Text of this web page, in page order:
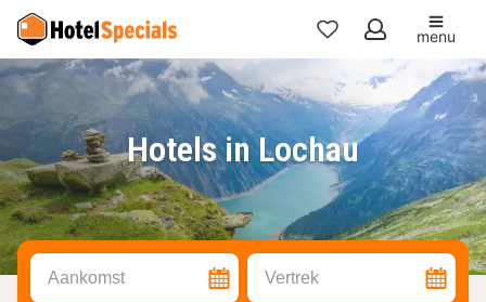
Mijn
favorieten
menu
Hotels in Lochau
Aankomst Vertrek